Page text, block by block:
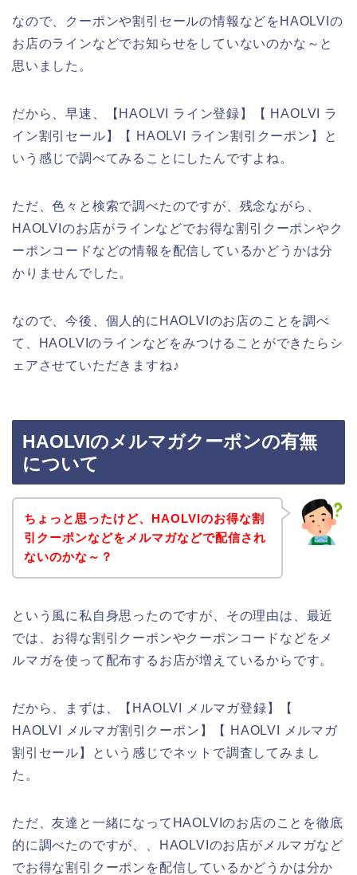
なので、クーポンや割引セールの情報などをHAOLVIの
お店のラインなどでお知らせをしていないのかな～と
思いました。
だから、早速、【HAOLVI ライン登録】【 HAOLVI ラ
イン割引セール】【 HAOLVI ライン割引クーポン】と
いう感じで調べてみることにしたんですよね。
ただ、色々と検索で調べたのですが、残念ながら、
HAOLVIのお店がラインなどでお得な割引クーポンやク
ーポンコードなどの情報を配信しているかどうかは分
かりませんでした。
なので、今後、個人的にHAOLVIのお店のことを調べ
て、HAOLVIのラインなどをみつけることができたらシ
ェアさせていただきますね♪
HAOLVIのメルマガクーポンの有無
について
ちょっと思ったけど、HAOLVIのお得な割
引クーポンなどをメルマガなどで配信され
ないのかな～？
という風に私自身思ったのですが、その理由は、最近
では、お得な割引クーポンやクーポンコードなどをメ
ルマガを使って配布するお店が増えているからです。
だから、まずは、【HAOLVI メルマガ登録】【
HAOLVI メルマガ割引クーポン】【 HAOLVI メルマガ
割引セール】という感じでネットで調査してみまし
た。
ただ、友達と一緒になってHAOLVIのお店のことを徹底
的に調べたのですが、、HAOLVIのお店がメルマガなど
でお得な割引クーポンを配信しているかどうかは分か